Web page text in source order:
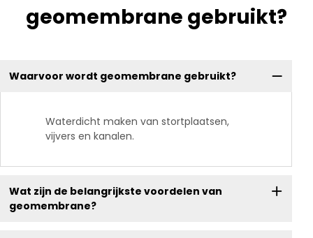
geomembrane gebruikt?
Waarvoor wordt geomembrane gebruikt?
Waterdicht maken van stortplaatsen,
vijvers en kanalen.
Wat zijn de belangrijkste voordelen van
geomembrane?